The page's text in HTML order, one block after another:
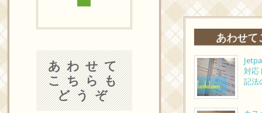
あわせて
こちらも
どうぞ
あわせて
対応
記法